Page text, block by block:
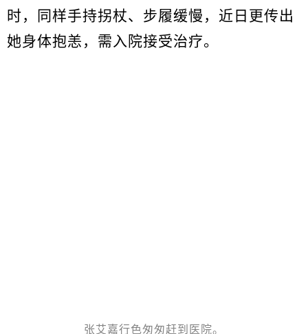
时，同样手持拐杖、步履缓慢，近日更传出
她身体抱恙，需入院接受治疗。
张艾嘉行色匆匆赶到医院。